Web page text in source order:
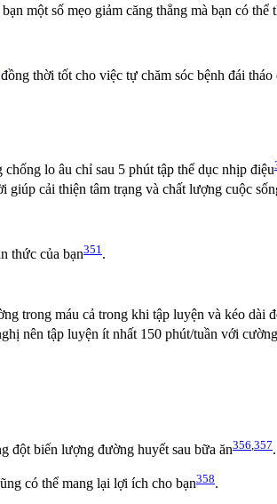
một số mẹo giảm căng thẳng mà bạn có thể
đồng thời tốt cho việc tự chăm sóc bệnh đái tháo
lo âu chỉ sau 5 phút tập thể dục nhịp điệu
giúp cải thiện tâm trạng và chất lượng cuộc
thức của bạn351 .
máu cả trong khi tập luyện và kéo dài
nên tập luyện ít nhất 150 phút/tuần với
đột biến lượng đường huyết sau bữa ăn356 357.
có thể mang lại lợi ích cho bạn358.